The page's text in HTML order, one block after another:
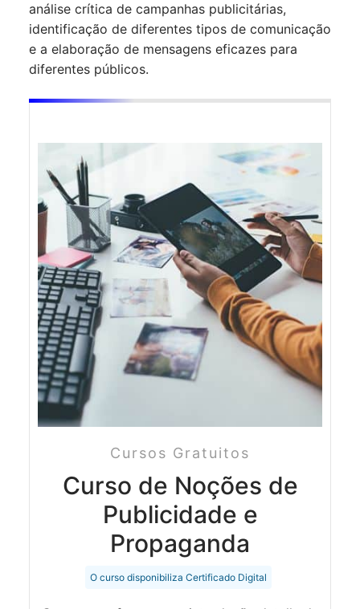
análise crítica de campanhas publicitárias,
identificação de diferentes tipos de comunicação
e a elaboração de mensagens eficazes para
diferentes públicos.
Cursos Gratuitos
Curso de Noções de
Publicidade e
Propaganda
O curso disponibiliza Certificado Digital